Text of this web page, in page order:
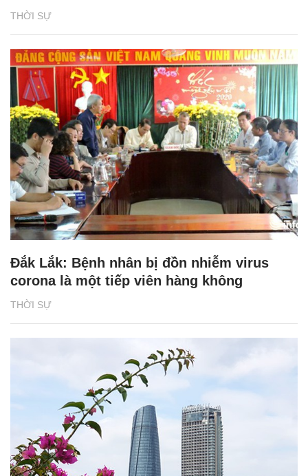
THỜI SỰ
THỜI SỰ
Đắk Lắk: Bệnh nhân bị đồn nhiễm virus
corona là một tiếp viên hàng không